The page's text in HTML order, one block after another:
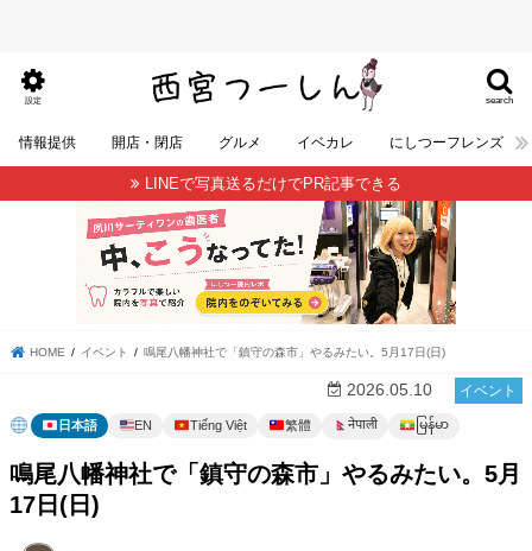
search
設定
情報提供 開店・閉店 グルメ イベカレ にしつーフレンズ
LINEで写真送るだけでPR記事できる
HOME イベント 鳴尾八幡神社で「鎮守の森市」やるみたい。5月17日(日)
イベント
2026.05.10
日本語 EN Tiếng Việt 繁體 नेपाली မြန်မာ
鳴尾八幡神社で「鎮守の森市」やるみたい。5月
17日(日)